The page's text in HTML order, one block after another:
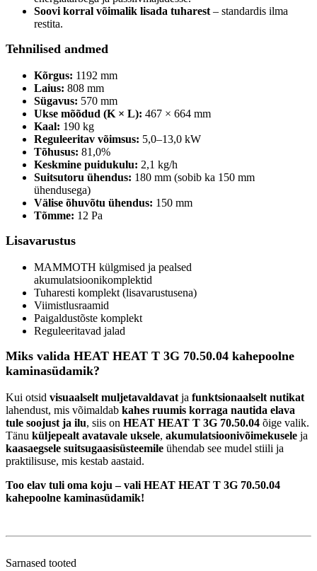
Soovi korral võimalik lisada tuharest – standardis ilma
restita.
Tehnilised andmed
Kõrgus: 1192 mm
Laius: 808 mm
Sügavus: 570 mm
Ukse mõõdud (K × L): 467 × 664 mm
Kaal: 190 kg
Reguleeritav võimsus: 5,0–13,0 kW
Tõhusus: 81,0%
Keskmine puidukulu: 2,1 kg/h
Suitsutoru ühendus: 180 mm (sobib ka 150 mm
ühendusega)
Välise õhuvõtu ühendus: 150 mm
Tõmme: 12 Pa
Lisavarustus
MAMMOTH külgmised ja pealsed
akumulatsioonikomplektid
Tuharesti komplekt (lisavarustusena)
Viimistlusraamid
Paigaldustõste komplekt
Reguleeritavad jalad
Miks valida HEAT HEAT T 3G 70.50.04 kahepoolne
kaminasüdamik?
Kui otsid visuaalselt muljetavaldavat ja funktsionaalselt nutikat
lahendust, mis võimaldab kahes ruumis korraga nautida elava
tule soojust ja ilu, siis on HEAT HEAT T 3G 70.50.04 õige valik.
Tänu küljepealt avatavale uksele, akumulatsioonivõimekusele ja
kaasaegsele suitsugaasisüsteemile ühendab see mudel stiili ja
praktilisuse, mis kestab aastaid.
Too elav tuli oma koju – vali HEAT HEAT T 3G 70.50.04
kahepoolne kaminasüdamik!
Sarnased tooted